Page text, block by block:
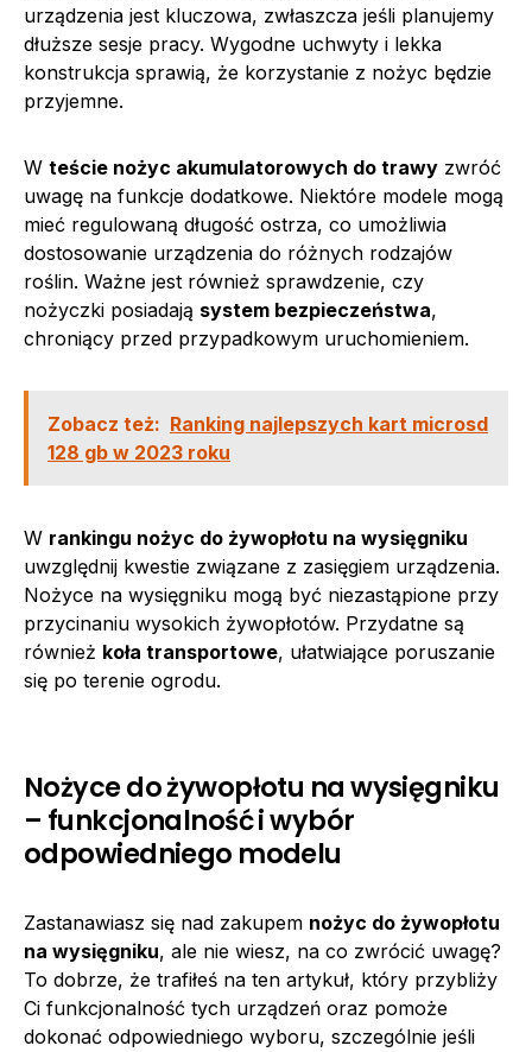
urządzenia jest kluczowa, zwłaszcza jeśli planujemy
dłuższe sesje pracy. Wygodne uchwyty i lekka
konstrukcja sprawią, że korzystanie z nożyc będzie
przyjemne.
W teście nożyc akumulatorowych do trawy zwróć
uwagę na funkcje dodatkowe. Niektóre modele mogą
mieć regulowaną długość ostrza, co umożliwia
dostosowanie urządzenia do różnych rodzajów
roślin. Ważne jest również sprawdzenie, czy
nożyczki posiadają system bezpieczeństwa,
chroniący przed przypadkowym uruchomieniem.
Zobacz też: Ranking najlepszych kart microsd
128 gb w 2023 roku
W rankingu nożyc do żywopłotu na wysięgniku
uwzględnij kwestie związane z zasięgiem urządzenia.
Nożyce na wysięgniku mogą być niezastąpione przy
przycinaniu wysokich żywopłotów. Przydatne są
również koła transportowe, ułatwiające poruszanie
się po terenie ogrodu.
Nożyce do żywopłotu na wysięgniku
– funkcjonalność i wybór
odpowiedniego modelu
Zastanawiasz się nad zakupem nożyc do żywopłotu
na wysięgniku, ale nie wiesz, na co zwrócić uwagę?
To dobrze, że trafiłeś na ten artykuł, który przybliży
Ci funkcjonalność tych urządzeń oraz pomoże
dokonać odpowiedniego wyboru, szczególnie jeśli